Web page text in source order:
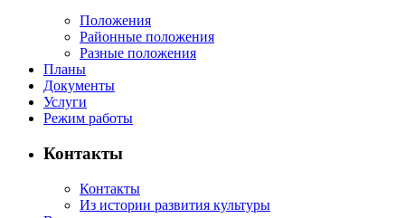
Положения
Районные положения
Разные положения
Планы
Документы
Услуги
Режим работы
Контакты
Контакты
Из истории развития культуры